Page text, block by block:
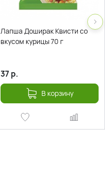
Лапша Доширак Квисти со
вкусом курицы 70 г
37 р.
В корзину